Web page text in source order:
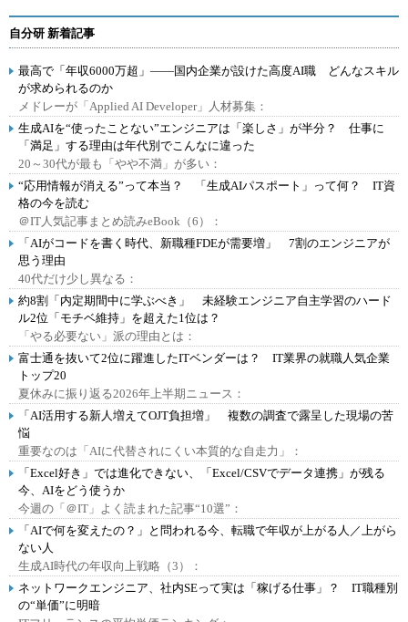
自分研 新着記事
最高で「年収6000万超」――国内企業が設けた高度AI職 どんなスキル
が求められるのか
メドレーが「Applied AI Developer」人材募集：
生成AIを“使ったことない”エンジニアは「楽しさ」が半分？ 仕事に
「満足」する理由は年代別でこんなに違った
20～30代が最も「やや不満」が多い：
“応用情報が消える”って本当？ 「生成AIパスポート」って何？ IT資
格の今を読む
＠IT人気記事まとめ読みeBook（6）：
「AIがコードを書く時代、新職種FDEが需要増」 7割のエンジニアが
思う理由
40代だけ少し異なる：
約8割「内定期間中に学ぶべき」 未経験エンジニア自主学習のハード
ル2位「モチベ維持」を超えた1位は？
「やる必要ない」派の理由とは：
富士通を抜いて2位に躍進したITベンダーは？ IT業界の就職人気企業
トップ20
夏休みに振り返る2026年上半期ニュース：
「AI活用する新人増えてOJT負担増」 複数の調査で露呈した現場の苦
悩
重要なのは「AIに代替されにくい本質的な自走力」：
「Excel好き」では進化できない、「Excel/CSVでデータ連携」が残る
今、AIをどう使うか
今週の「＠IT」よく読まれた記事“10選”：
「AIで何を変えたの？」と問われる今、転職で年収が上がる人／上がら
ない人
生成AI時代の年収向上戦略（3）：
ネットワークエンジニア、社内SEって実は「稼げる仕事」？ IT職種別
の“単価”に明暗